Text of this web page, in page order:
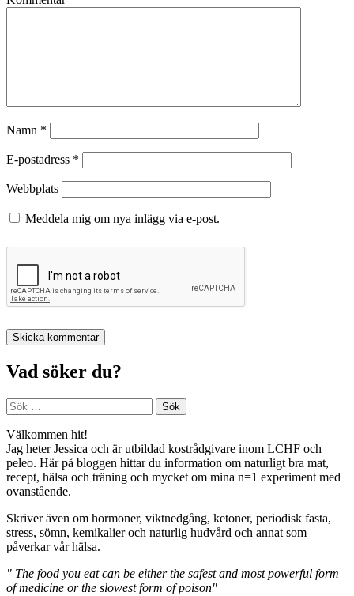
Namn *
E-postadress *
Webbplats
Meddela mig om nya inlägg via e-post.
Vad söker du?
Sök
efter:
Välkommen hit!
Jag heter Jessica och är utbildad kostrådgivare inom LCHF och
peleo. Här på bloggen hittar du information om naturligt bra mat,
recept, hälsa och träning och mycket om mina n=1 experiment med
ovanstående.
Skriver även om hormoner, viktnedgång, ketoner, periodisk fasta,
stress, sömn, kemikalier och naturlig hudvård och annat som
påverkar vår hälsa.
" The food you eat can be either the safest and most powerful form
of medicine or the slowest form of poison"